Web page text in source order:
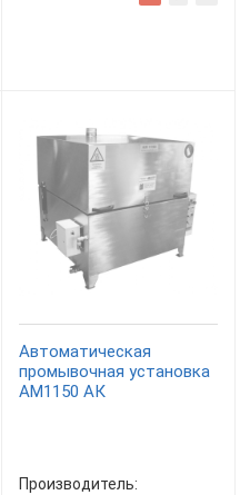
Автоматическая
промывочная установка
АМ1150 АК
Производитель: